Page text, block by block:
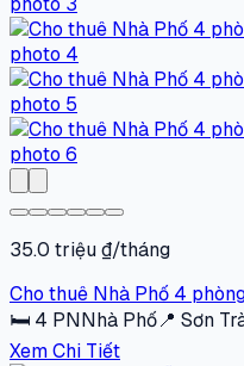
35.0 triệu ₫/tháng
Cho thuê Nhà Phố 4
🛏 4 PNNhà Phố📍 Sơn
Xem Chi Tiết